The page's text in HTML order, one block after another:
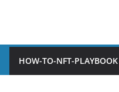
HOW-TO-NFT-PLAYBOOK